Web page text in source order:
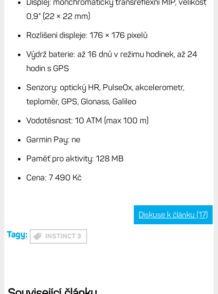
Displej: monchromatický transreflexní MIP, velikost
0,9" (22 × 22 mm)
Rozlišení displeje: 176 × 176 pixelů
Výdrž baterie: až 16 dnů v režimu hodinek, až 24
hodin s GPS
Senzory: optický HR, PulseOx, akcelerometr,
teploměr, GPS, Glonass, Galileo
Vodotěsnost: 10 ATM (max 100 m)
Garmin Pay: ne
Paměť pro aktivity: 128 MB
Cena: 7 490 Kč
Diskuse k článku (17)
Tagy: INSTINCT 3